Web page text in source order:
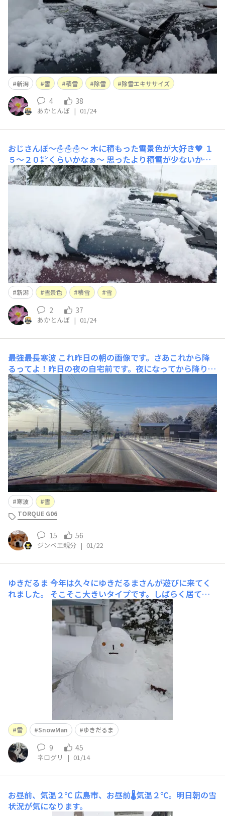
新潟 雪 積雪 除雪 除雪エキササイズ
4 38
あかとんぼ | 01/24
おじさんぽ〜☃️☃️☃️〜 木に積もった雪景色が大好き💖 １
５〜２０㌢くらいかなぁ〜 思ったより積雪が少ないか
な。
新潟 雪景色 積雪 雪
2 37
あかとんぼ | 01/24
最強最長寒波 これ昨日の朝の画像です。さあこれから降
るってよ！昨日の夜の自宅前です。夜になってから降り始
めたので、路面に轍がなく綺麗な処女雪。さあ、明日の朝
までにどのくらい積もるのかな～今朝の職場近くです。…
ぜんぜんじゃん。また「降る降る詐欺」かなぁ。まあこれ
からもしばらく寒波は居座るので、まだまだこれからなの
で
寒波
雪
TORQUE G06
15 56
ジンベエ親分 | 01/22
ゆきだるま 今年は久々にゆきだるまさんが遊びに来てく
れました。 そこそこ大きいタイプです。しばらく居てく
れるといいな〜 ちなみに数年前に来訪したゆきだるまさ
ん達 たくさん雪が降ると遊びに来てくれる白い妖精達で
雪 SnowMan ゆきだるま
9 45
ネログリ | 01/14
お昼前、気温２℃ 広島市、お昼前🌡️気温２℃。明日朝の雪
状況が気になります。